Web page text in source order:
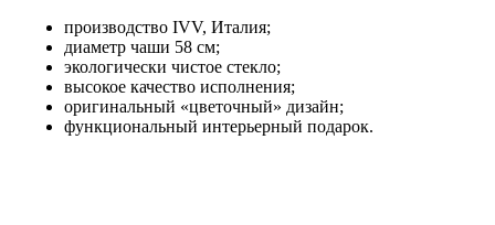
производство IVV, Италия;
диаметр чаши 58 см;
экологически чистое стекло;
высокое качество исполнения;
оригинальный «цветочный» дизайн;
функциональный интерьерный подарок.